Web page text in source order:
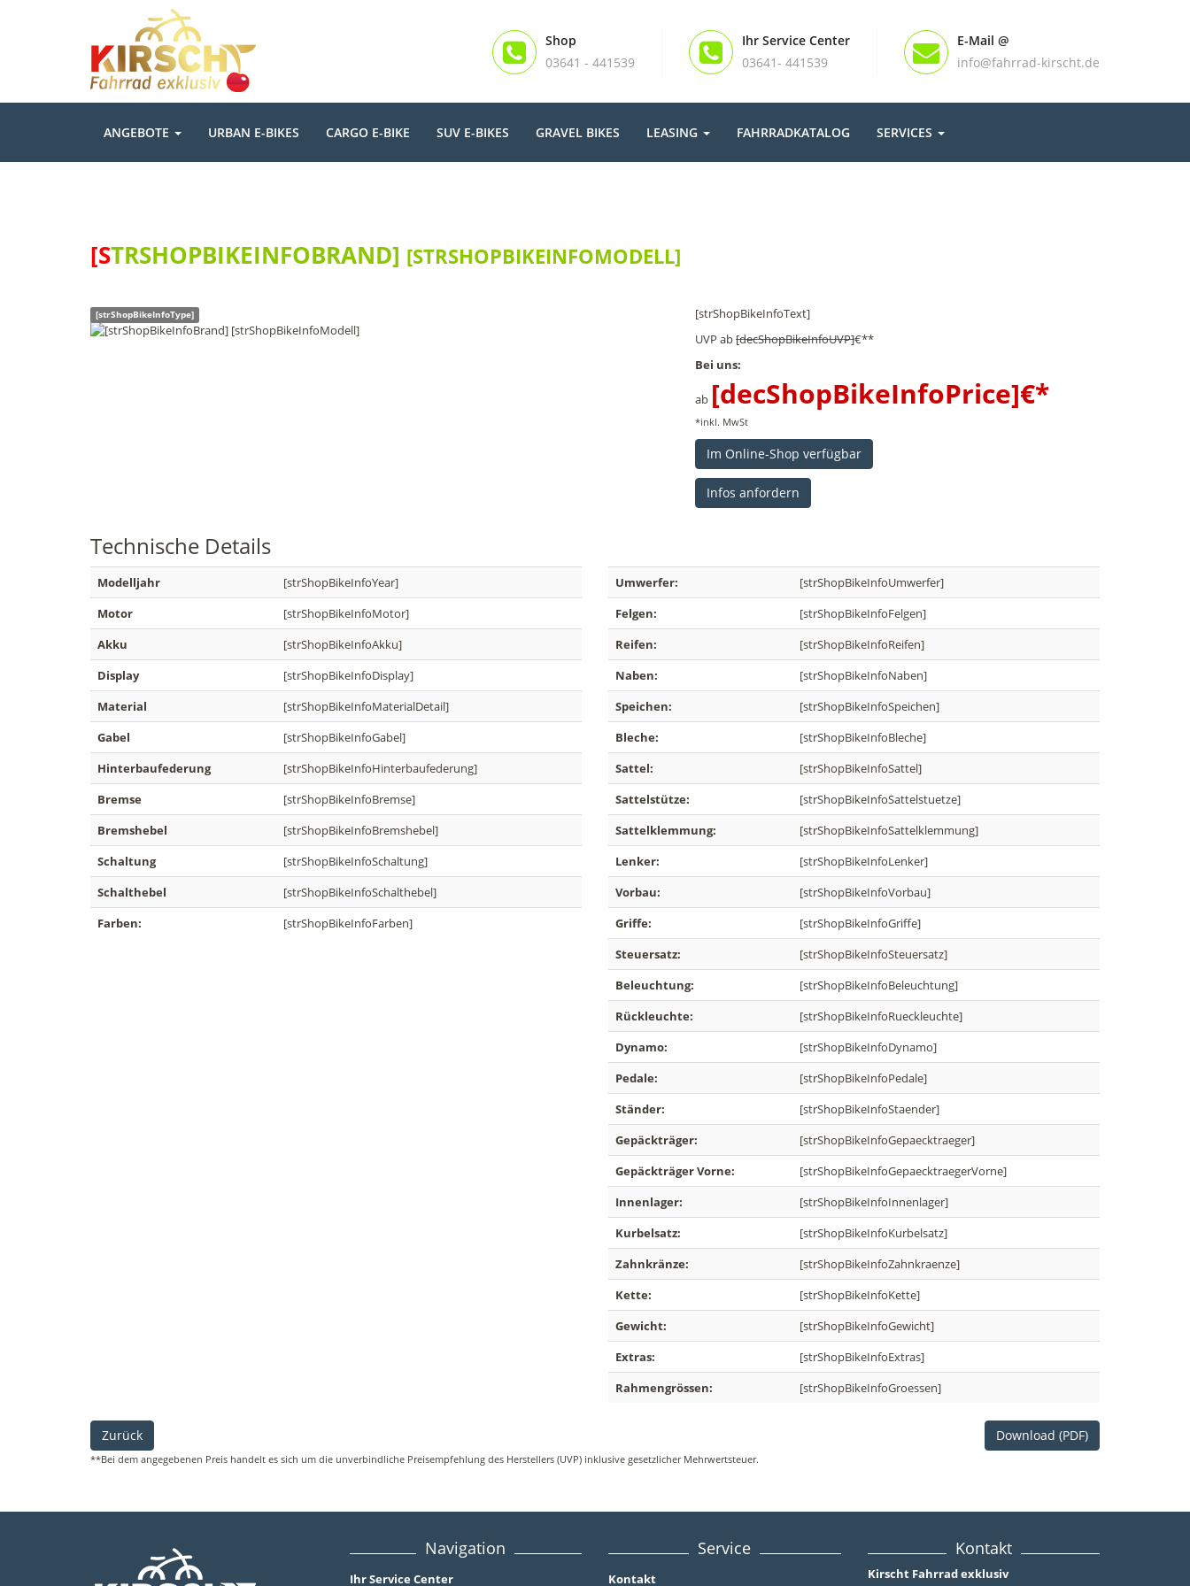
Shop
03641 - 441539
Ihr Service Center
03641- 441539
E-Mail @
info@fahrrad-kirscht.de
ANGEBOTE URBAN E-BIKES CARGO E-BIKE SUV E-BIKES GRAVEL BIKES LEASING FAHRRADKATALOG SERVICES
[STRSHOPBIKEINFOBRAND] [STRSHOPBIKEINFOMODELL]
[strShopBikeInfoType]
[strShopBikeInfoText]
UVP ab[decShopBikeInfoUVP]€**
Bei uns:
ab [decShopBikeInfoPrice]€*
*inkl. MwSt
Im Online-Shop verfügbar
Infos anfordern
Technische Details
Modelljahr
[strShopBikeInfoYear]
Motor
[strShopBikeInfoMotor]
Akku
[strShopBikeInfoAkku]
Display
[strShopBikeInfoDisplay]
Material
[strShopBikeInfoMaterialDetail]
Gabel
[strShopBikeInfoGabel]
Hinterbaufederung
[strShopBikeInfoHinterbaufederung]
Bremse
[strShopBikeInfoBremse]
Bremshebel
[strShopBikeInfoBremshebel]
Schaltung
[strShopBikeInfoSchaltung]
Schalthebel
[strShopBikeInfoSchalthebel]
Farben:
[strShopBikeInfoFarben]
Umwerfer:
[strShopBikeInfoUmwerfer]
Felgen:
[strShopBikeInfoFelgen]
Reifen:
[strShopBikeInfoReifen]
Naben:
[strShopBikeInfoNaben]
Speichen:
[strShopBikeInfoSpeichen]
Bleche:
[strShopBikeInfoBleche]
Sattel:
[strShopBikeInfoSattel]
Sattelstütze:
[strShopBikeInfoSattelstuetze]
Sattelklemmung:
[strShopBikeInfoSattelklemmung]
Lenker:
[strShopBikeInfoLenker]
Vorbau:
[strShopBikeInfoVorbau]
Griffe:
[strShopBikeInfoGriffe]
Steuersatz:
[strShopBikeInfoSteuersatz]
Beleuchtung:
[strShopBikeInfoBeleuchtung]
Rückleuchte:
[strShopBikeInfoRueckleuchte]
Dynamo:
[strShopBikeInfoDynamo]
Pedale:
[strShopBikeInfoPedale]
Ständer:
[strShopBikeInfoStaender]
Gepäckträger:
[strShopBikeInfoGepaecktraeger]
Gepäckträger Vorne:
[strShopBikeInfoGepaecktraegerVorne]
Innenlager:
[strShopBikeInfoInnenlager]
Kurbelsatz:
[strShopBikeInfoKurbelsatz]
Zahnkränze:
[strShopBikeInfoZahnkraenze]
Kette:
[strShopBikeInfoKette]
Gewicht:
[strShopBikeInfoGewicht]
Extras:
[strShopBikeInfoExtras]
Rahmengrössen:
[strShopBikeInfoGroessen]
Zurück Download (PDF)
**Bei dem angegebenen Preis handelt es sich um die unverbindliche Preisempfehlung des Herstellers (UVP) inklusive gesetzlicher Mehrwertsteuer.
Navigation
Ihr Service Center
Service
Kontakt
Kontakt
Kirscht Fahrrad exklusiv